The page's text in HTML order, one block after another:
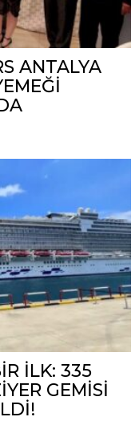
ANTALYA
İLK: 335
GEMİSİ